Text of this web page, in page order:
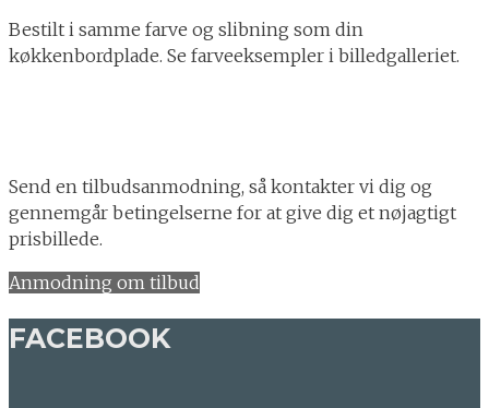
Bestilt i samme farve og slibning som din
køkkenbordplade. Se farveeksempler i billedgalleriet.
Send en tilbudsanmodning, så kontakter vi dig og
gennemgår betingelserne for at give dig et nøjagtigt
prisbillede.
Anmodning om tilbud
FACEBOOK